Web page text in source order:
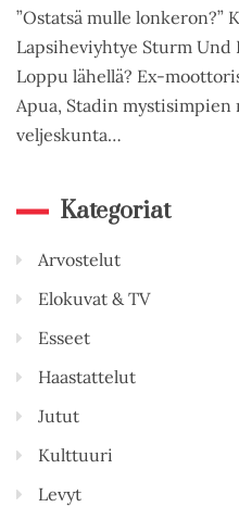
”Ostatsä mulle lonkeron?”
Lapsiheviyhtye Sturm
Loppu lähellä? Ex-
Apua, Stadin
veljeskunta…
Kategoriat
Arvostelut
Elokuvat & TV
Esseet
Haastattelut
Jutut
Kulttuuri
Levyt